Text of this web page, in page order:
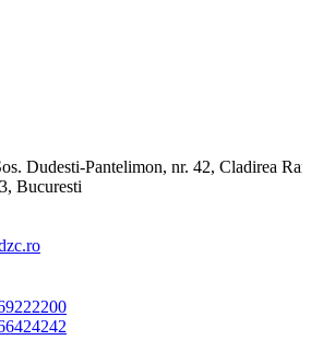
Dudesti-Pantelimon, nr. 42, Cladirea
Bucuresti